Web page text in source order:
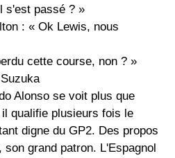
s'est passé ? »
: « Ok Lewis, nous
cette course, non ? »
Alonso se voit plus que
qualifie plusieurs fois le
digne du GP2. Des propos
, son grand patron. L'Espagnol